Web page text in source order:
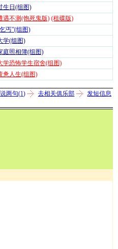
生日(组图)
遇不测(饱死鬼版) (租碟版)
丐”(组图)
学(组图)
庭照相簿(组图)
学恐怖学生宿舍(组图)
惫人生(组图)
两句(1) 去相关俱乐部 发短信息